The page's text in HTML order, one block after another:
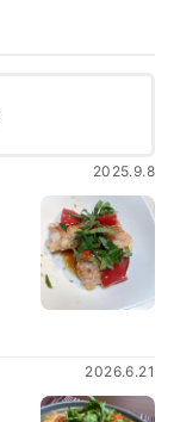
2025.9.8
2026.6.21